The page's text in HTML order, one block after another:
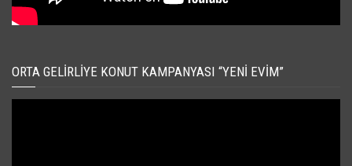
ORTA GELIRLIYE KONUT KAMPANYASI “YENI EVIM”